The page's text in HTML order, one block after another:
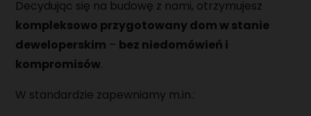
Decydując się na budowę z nami, otrzymujesz
kompleksowo przygotowany dom w stanie
deweloperskim – bez niedomówień i
kompromisów.
W standardzie zapewniamy m.in.: